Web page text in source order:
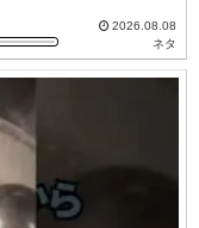
2026.08.08
ネタ